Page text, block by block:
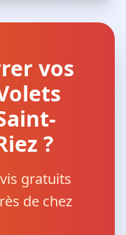
vos
?
gratuits
de chez